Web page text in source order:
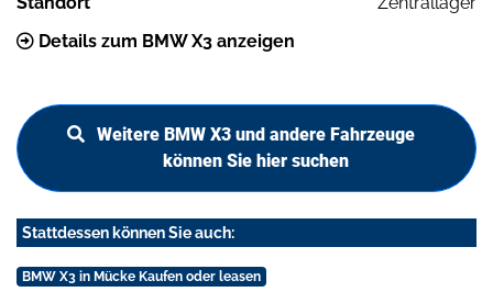
Details zum BMW X3 anzeigen
Weitere BMW X3 und andere Fahrzeuge
können Sie hier suchen
Stattdessen können Sie auch:
BMW X3 in Mücke Kaufen oder leasen